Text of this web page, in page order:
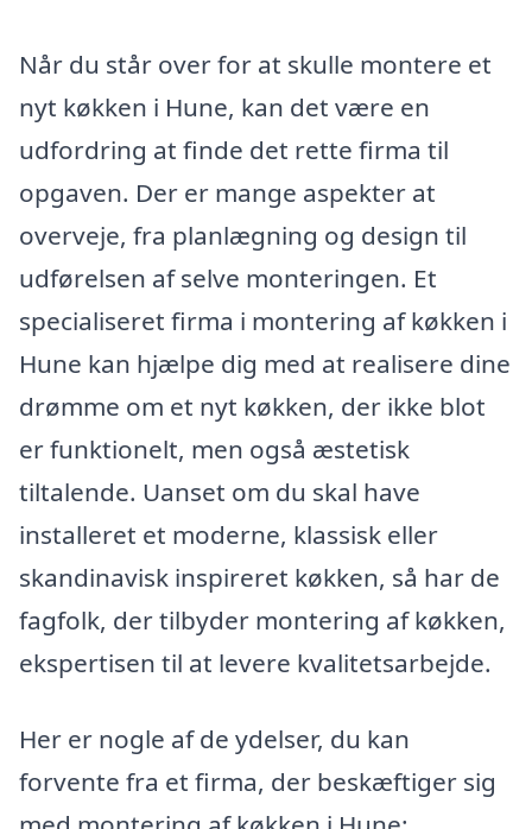
Når du står over for at skulle montere et
nyt køkken i Hune, kan det være en
udfordring at finde det rette firma til
opgaven. Der er mange aspekter at
overveje, fra planlægning og design til
udførelsen af selve monteringen. Et
specialiseret firma i montering af køkken i
Hune kan hjælpe dig med at realisere dine
drømme om et nyt køkken, der ikke blot
er funktionelt, men også æstetisk
tiltalende. Uanset om du skal have
installeret et moderne, klassisk eller
skandinavisk inspireret køkken, så har de
fagfolk, der tilbyder montering af køkken,
ekspertisen til at levere kvalitetsarbejde.
Her er nogle af de ydelser, du kan
forvente fra et firma, der beskæftiger sig